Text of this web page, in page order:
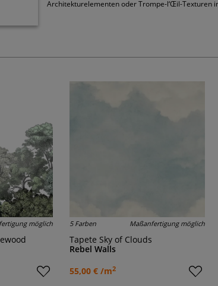
Architekturelementen oder Trompe-l‘Œil-Texturen
möglich 5 Farben Maßanfertigung möglich
Tapete Sky of Clouds
Rebel Walls
55,00 € /m2